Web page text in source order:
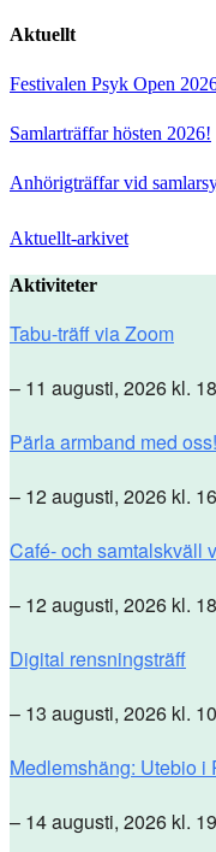
Aktuellt
Festivalen Psyk Open
Samlarträffar hösten 2026!
Anhörigträffar vid
Aktuellt-arkivet
Aktiviteter
Tabu-träff via Zoom
– 11 augusti, 2026 kl.
Pärla armband med oss!
– 12 augusti, 2026 kl.
Café- och samtalskväll
– 12 augusti, 2026 kl.
Digital rensningsträff
– 13 augusti, 2026 kl.
Medlemshäng: Utebio i
– 14 augusti, 2026 kl.